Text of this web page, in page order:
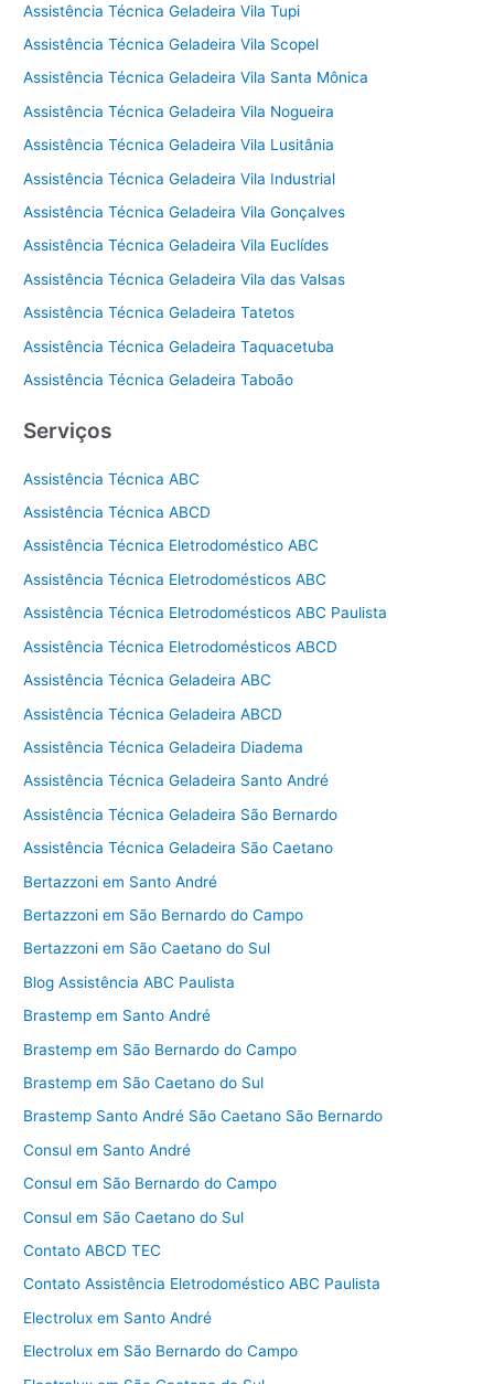
Assistência Técnica Geladeira Vila Tupi
Assistência Técnica Geladeira Vila Scopel
Assistência Técnica Geladeira Vila Santa Mônica
Assistência Técnica Geladeira Vila Nogueira
Assistência Técnica Geladeira Vila Lusitânia
Assistência Técnica Geladeira Vila Industrial
Assistência Técnica Geladeira Vila Gonçalves
Assistência Técnica Geladeira Vila Euclídes
Assistência Técnica Geladeira Vila das Valsas
Assistência Técnica Geladeira Tatetos
Assistência Técnica Geladeira Taquacetuba
Assistência Técnica Geladeira Taboão
Serviços
Assistência Técnica ABC
Assistência Técnica ABCD
Assistência Técnica Eletrodoméstico ABC
Assistência Técnica Eletrodomésticos ABC
Assistência Técnica Eletrodomésticos ABC Paulista
Assistência Técnica Eletrodomésticos ABCD
Assistência Técnica Geladeira ABC
Assistência Técnica Geladeira ABCD
Assistência Técnica Geladeira Diadema
Assistência Técnica Geladeira Santo André
Assistência Técnica Geladeira São Bernardo
Assistência Técnica Geladeira São Caetano
Bertazzoni em Santo André
Bertazzoni em São Bernardo do Campo
Bertazzoni em São Caetano do Sul
Blog Assistência ABC Paulista
Brastemp em Santo André
Brastemp em São Bernardo do Campo
Brastemp em São Caetano do Sul
Brastemp Santo André São Caetano São Bernardo
Consul em Santo André
Consul em São Bernardo do Campo
Consul em São Caetano do Sul
Contato ABCD TEC
Contato Assistência Eletrodoméstico ABC Paulista
Electrolux em Santo André
Electrolux em São Bernardo do Campo